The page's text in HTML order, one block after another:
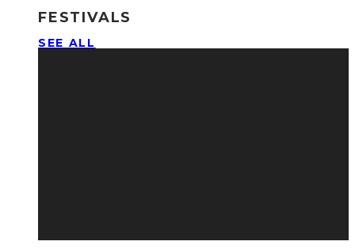
FESTIVALS
SEE ALL